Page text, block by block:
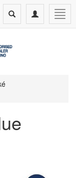
Toggle
navigation
Toggle
search